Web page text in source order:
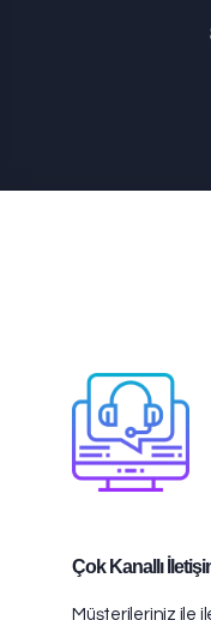
Çok Kanallı
Müşterileriniz ile